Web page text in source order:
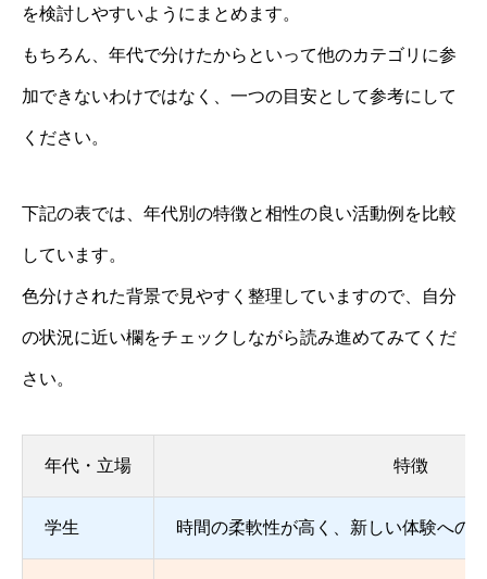
を検討しやすいようにまとめます。
もちろん、年代で分けたからといって他のカテゴリに参
加できないわけではなく、一つの目安として参考にして
ください。
下記の表では、年代別の特徴と相性の良い活動例を比較
しています。
色分けされた背景で見やすく整理していますので、自分
の状況に近い欄をチェックしながら読み進めてみてくだ
さい。
年代・立場 特徴
学生 時間の柔軟性が高く、新しい体験への